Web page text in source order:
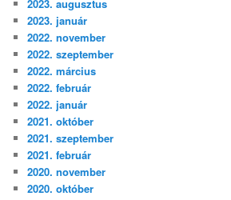
2023. augusztus
2023. január
2022. november
2022. szeptember
2022. március
2022. február
2022. január
2021. október
2021. szeptember
2021. február
2020. november
2020. október